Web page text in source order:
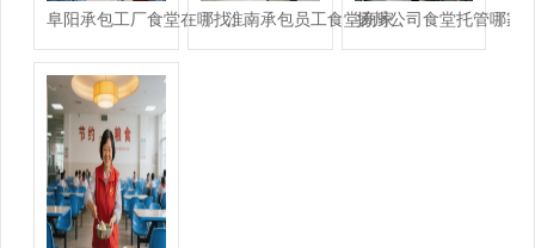
阜阳承包工厂食堂在哪找,承包学校食堂哪家好
淮南承包员工食堂商家扬州公司食堂托管哪家